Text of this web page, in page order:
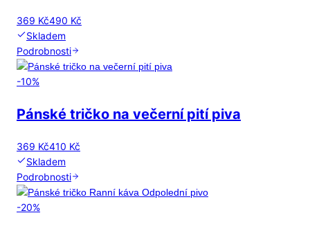
369 Kč490 Kč
Skladem
Podrobnosti
-10%
Pánské tričko na večerní pití piva
369 Kč410 Kč
Skladem
Podrobnosti
-20%